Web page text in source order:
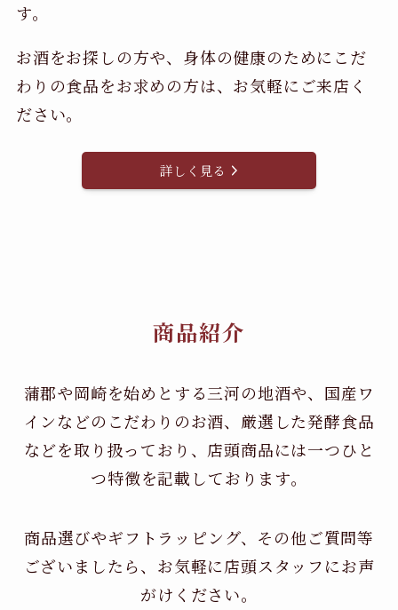
す。
お酒をお探しの方や、身体の健康のためにこだ
わりの食品をお求めの方は、お気軽にご来店く
ださい。
詳しく見る
商品紹介
蒲郡や岡崎を始めとする三河の地酒や、国産ワ
インなどのこだわりのお酒、 厳選した発酵食品
などを取り扱っており、店頭商品には一つひと
つ特徴を記載しております。
商品選びやギフトラッピング、その他ご質問等
ございましたら、お気軽に店頭スタッフにお声
がけください。